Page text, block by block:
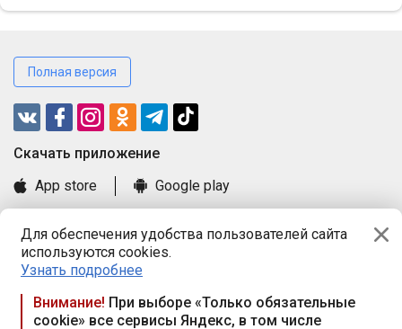
Для обеспечения удобства пользователей сайта
используются cookies.
Узнать подробнее
Внимание! При выборе «Только обязательные
cookie» все сервисы Яндекс, в том числе
Полная версия
Cкачать приложение
App store
Google play
Книга замечаний и предложений
Правила и документы
Praca.by © 2000—2026, ООО «ПРАЦА БАЙ»
Республика Беларусь, 220114, г. Минск, пр-т Независимости